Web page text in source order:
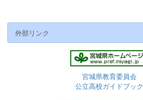
外部リンク
宮城県教育委員会
公立高校ガイドブック